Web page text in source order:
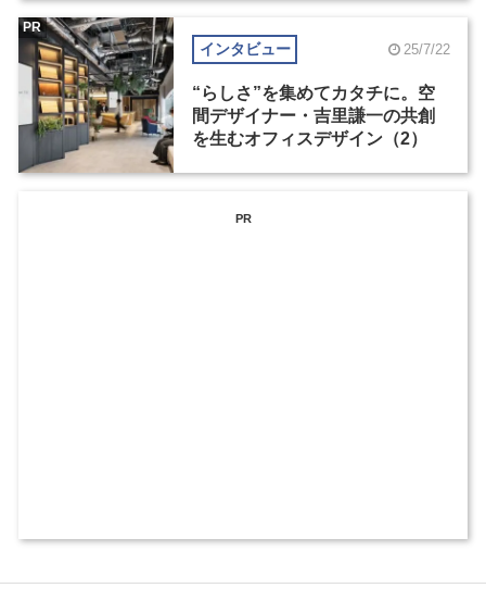
インタビュー 25/7/22
“らしさ”を集めてカタチに。空
間デザイナー・吉里謙一の共創
を生むオフィスデザイン（2）
PR
PR